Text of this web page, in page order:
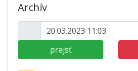
Archív
prejsť